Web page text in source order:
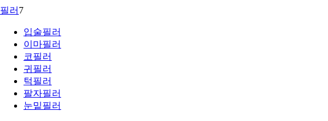
필러 7
입술필러
이마필러
코필러
귀필러
턱필러
팔자필러
눈밑필러